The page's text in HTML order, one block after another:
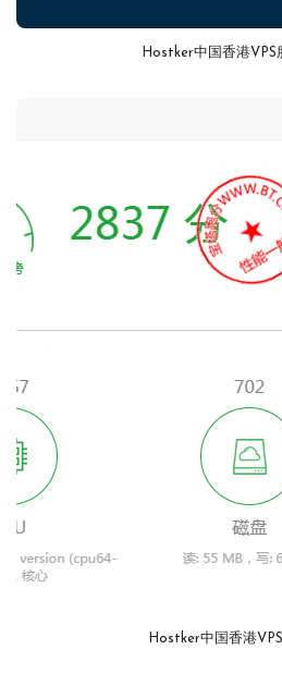
Hostker中国香港VPS
Hostker中国香港